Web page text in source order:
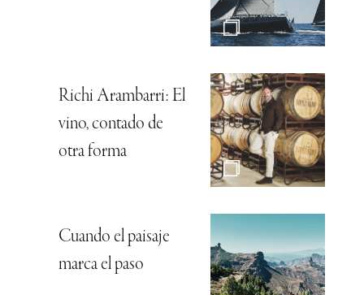
Richi Arambarri: El
vino, contado de
otra forma
Cuando el paisaje
marca el paso